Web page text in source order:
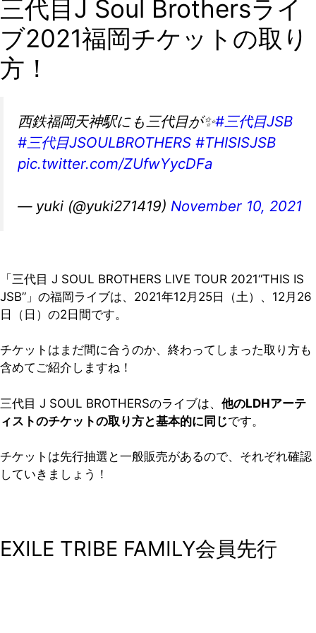
三代目J Soul Brothersライ
ブ2021福岡チケットの取り
方！
西鉄福岡天神駅にも三代目が✨#三代目JSB
#三代目JSOULBROTHERS #THISISJSB
pic.twitter.com/ZUfwYycDFa
— yuki (@yuki271419) November 10, 2021
「三代目 J SOUL BROTHERS LIVE TOUR 2021“THIS IS
JSB”」の福岡ライブは、2021年12月25日（土）、12月26
日（日）の2日間です。
チケットはまだ間に合うのか、終わってしまった取り方も
含めてご紹介しますね！
三代目 J SOUL BROTHERSのライブは、 他のLDHアーテ
ィストのチケットの取り方と基本的に同じです。
チケットは先行抽選と一般販売があるので、それぞれ確認
していきましょう！
EXILE TRIBE FAMILY会員先行